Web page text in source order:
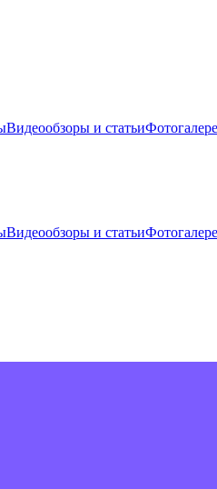
Видеообзоры и статьи
Видеообзоры и статьи